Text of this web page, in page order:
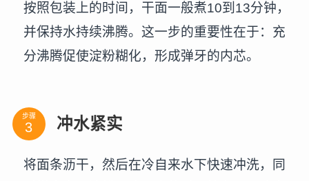
按照包装上的时间，干面一般煮10到13分钟，
并保持水持续沸腾。这一步的重要性在于：充
分沸腾促使淀粉糊化，形成弹牙的内芯。
步骤 冲水紧实
将面条沥干，然后在冷自来水下快速冲洗，同